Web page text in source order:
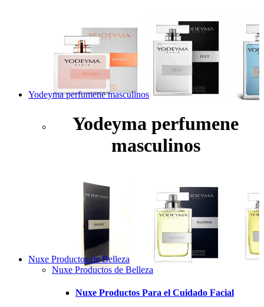
Yodeyma perfumene masculinos
Yodeyma perfumene
masculinos
Nuxe Productos de Belleza
Nuxe Productos de Belleza
Nuxe Productos Para el Cuidado Facial